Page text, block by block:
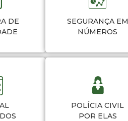
DE
SEGURANÇA EM
NÚMEROS
POLÍCIA CIVIL
POR ELAS